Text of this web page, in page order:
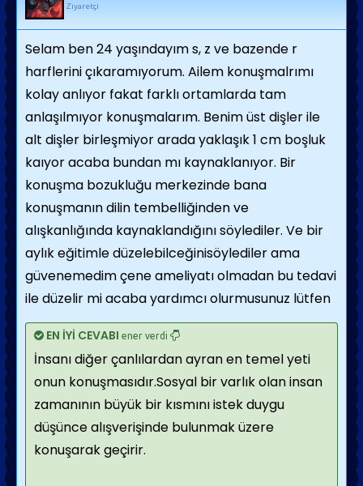
Ziyaretçi
Selam ben 24 yaşındayım s, z ve bazende r
harflerini çıkaramıyorum. Ailem konuşmalrımı
kolay anlıyor fakat farklı ortamlarda tam
anlaşılmıyor konuşmalarım. Benim üst dişler ile
alt dişler birleşmiyor arada yaklaşık 1 cm boşluk
kaıyor acaba bundan mı kaynaklanıyor. Bir
konuşma bozukluğu merkezinde bana
konuşmanın dilin tembelliğinden ve
alışkanlığında kaynaklandığını söylediler. Ve bir
aylık eğitimle düzelebilceğinisöylediler ama
güvenemedim çene ameliyatı olmadan bu tedavi
ile düzelir mi acaba yardımcı olurmusunuz lütfen
EN İYİ CEVABI ener verdi
İnsanı diğer çanlılardan ayran en temel yeti
onun konuşmasıdır.Sosyal bir varlık olan insan
zamanının büyük bir kısmını istek duygu
düşünce alışverişinde bulunmak üzere
konuşarak geçirir.